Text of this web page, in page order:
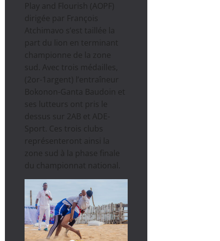
Play and Flourish (AOPF)
dirigée par François
Atchimavo s’est taillée la
part du lion en terminant
championne de la zone
sud. Avec trois médailles,
(2or-1argent) l’entraîneur
Bokonon-Ganta Baudoin et
ses lutteurs ont pris le
dessus sur 2AB et ADE-
Sport. Ces trois clubs
représenteront ainsi la
zone sud à la phase finale
du championnat national.